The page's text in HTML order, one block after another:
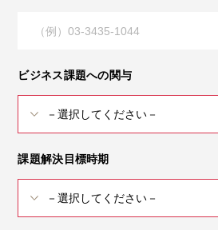
ビジネス課題への関与
課題解決目標時期